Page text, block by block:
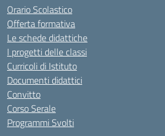
Orario Scolastico
Offerta formativa
Le schede didattiche
I progetti delle classi
Curricoli di Istituto
Documenti didattici
Convitto
Corso Serale
Programmi Svolti